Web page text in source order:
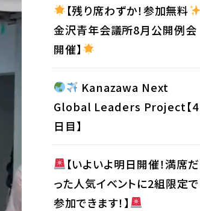
【残り席わずか！参加無料
金沢青年会議所8月公開例会
開催】
Kanazawa Next
Global Leaders Project【4
日目】
【いよいよ明日開催！満席だ
った人気イベントに2組限定で
参加できます！】